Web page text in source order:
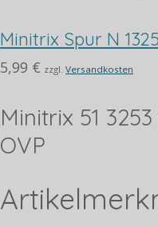
Minitrix Spur N
5,99 € zzgl. Versandkosten
Minitrix 51
OVP